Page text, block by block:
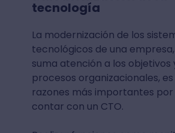
tecnología
La modernización de los
tecnológicos de una
suma atención a los objetivos
procesos organizacionales,
razones más importantes por
contar con un CTO.